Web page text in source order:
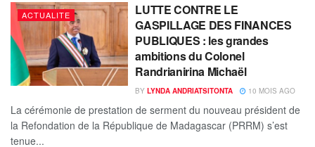
ACTUALITE
LUTTE CONTRE LE
GASPILLAGE DES FINANCES
PUBLIQUES : les grandes
ambitions du Colonel
Randrianirina Michaël
BY LYNDA ANDRIATSITONTA 10 MOIS AGO
La cérémonie de prestation de serment du nouveau président de
la Refondation de la République de Madagascar (PRRM) s’est
tenue...